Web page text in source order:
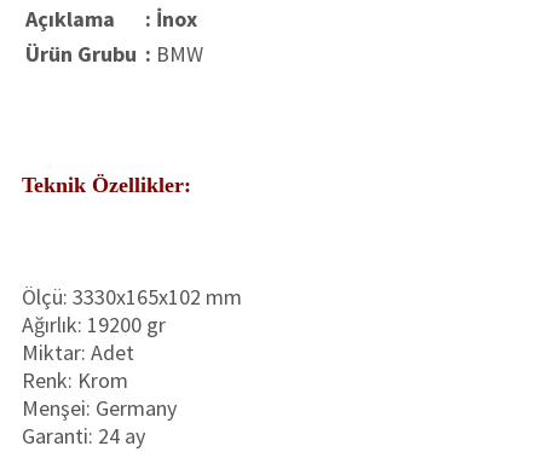
Açıklama
: İnox
Ürün Grubu : BMW
Teknik Özellikler:
Ölçü: 3330x165x102 mm
Ağırlık: 19200 gr
Miktar: Adet
Renk: Krom
Menşei: Germany
Garanti: 24 ay